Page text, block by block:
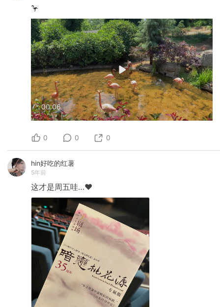
🦩
00:06
0 0 0
hin好吃的红薯
5年前
这才是周五哇…❤️